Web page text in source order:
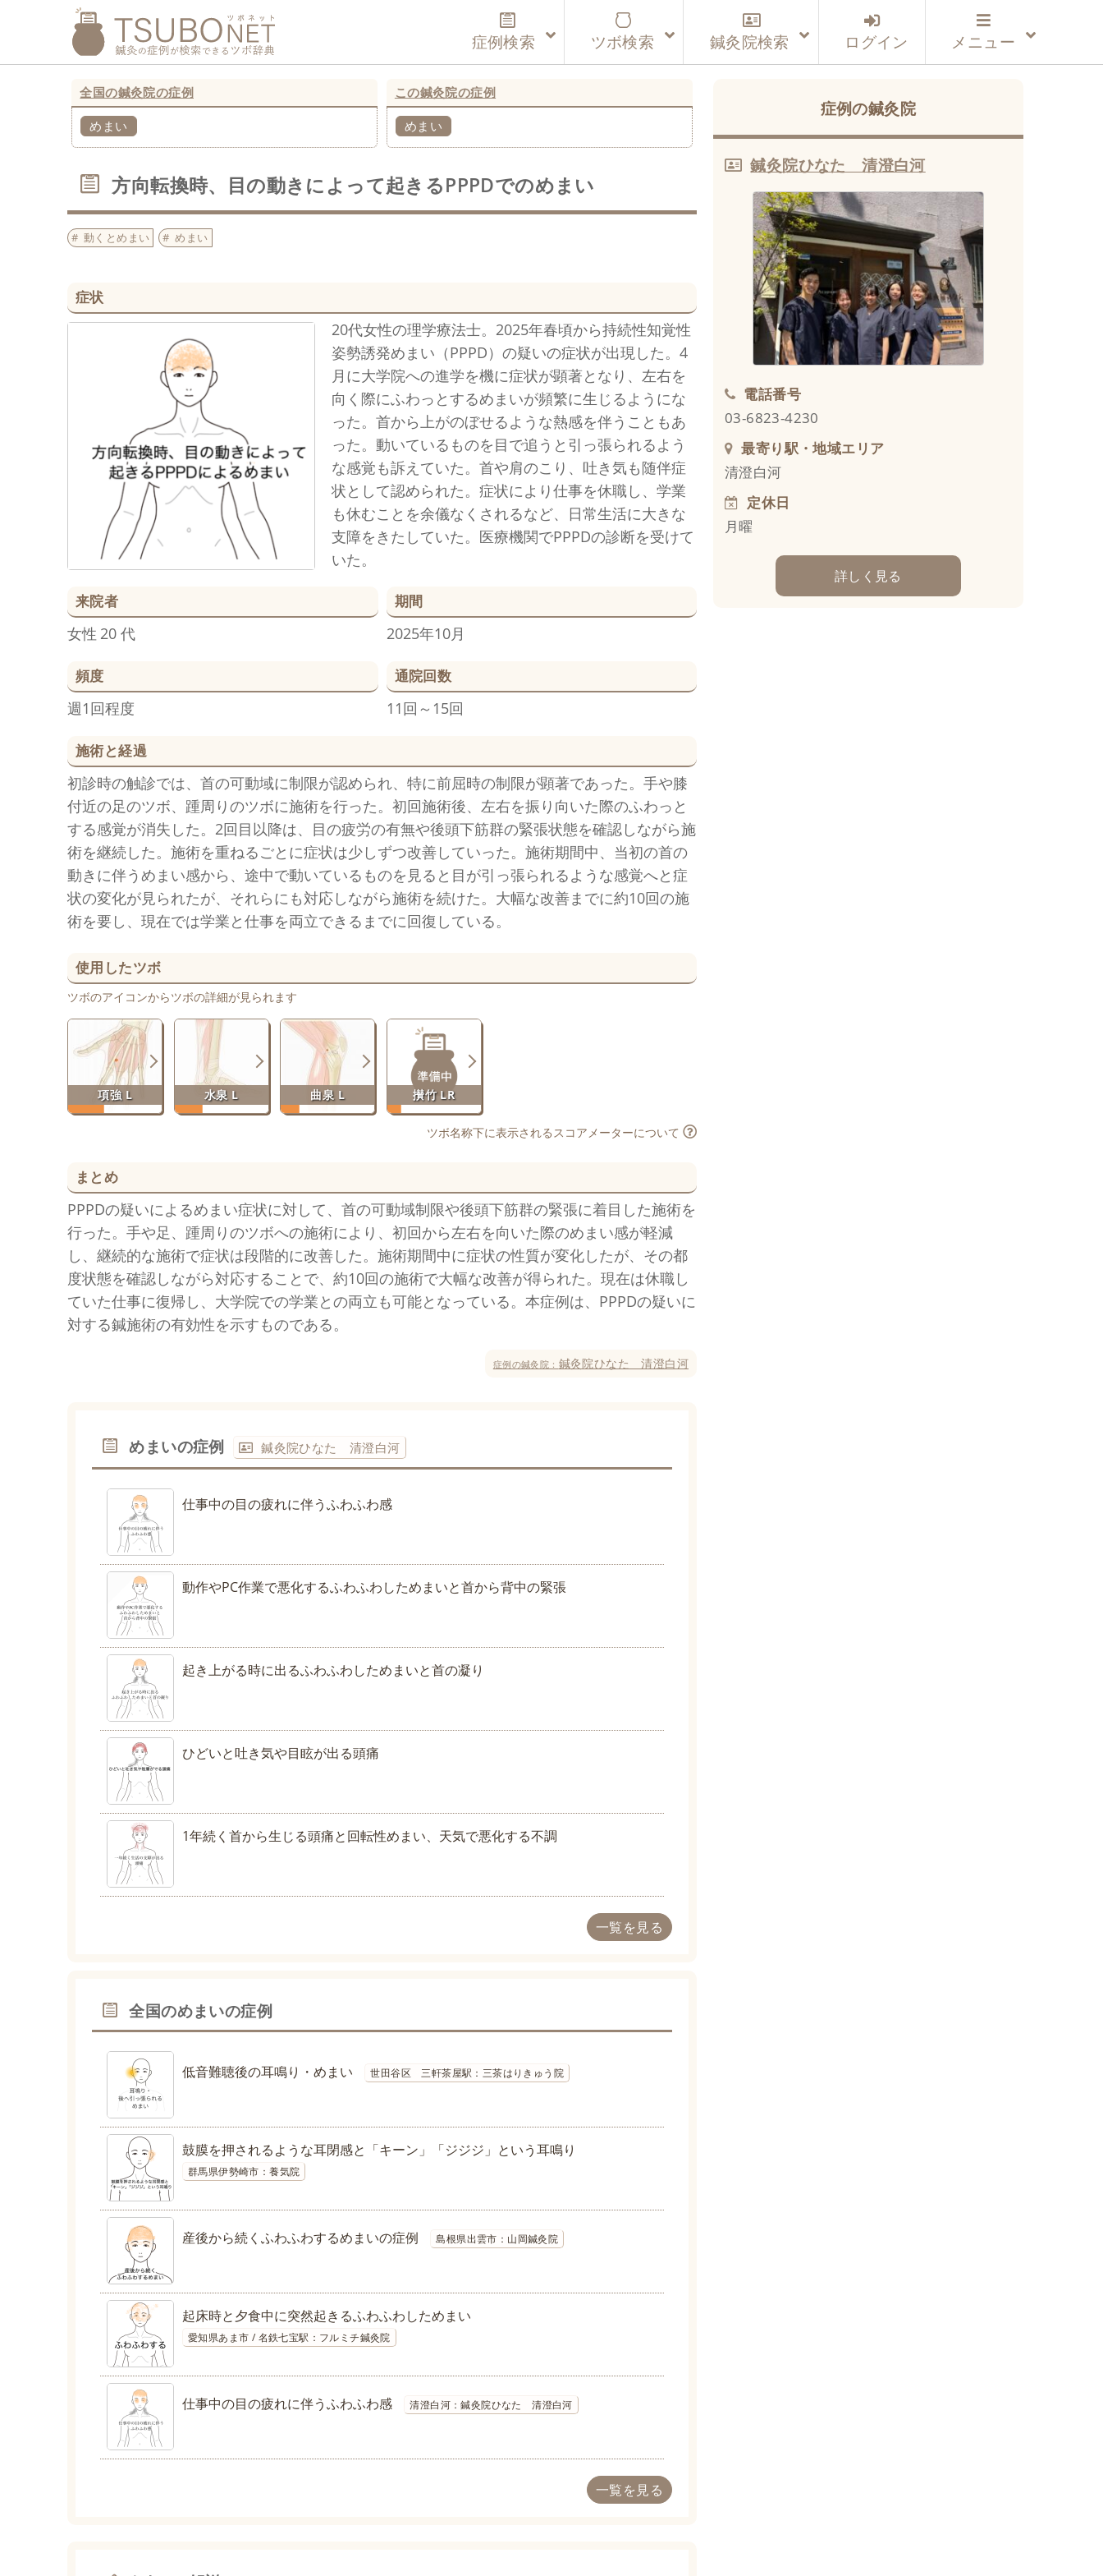
症例検索 ツボ検索 鍼灸院検索 ログイン メニュー
全国の鍼灸院の症例
めまい
この鍼灸院の症例
めまい
方向転換時、目の動きによって起きるPPPDでのめまい
動くとめまい めまい
症状
20代女性の理学療法士。2025年春頃から持続性知覚性
姿勢誘発めまい（PPPD）の疑いの症状が出現した。4
月に大学院への進学を機に症状が顕著となり、左右を
向く際にふわっとするめまいが頻繁に生じるようにな
った。首から上がのぼせるような熱感を伴うこともあ
った。動いているものを目で追うと引っ張られるよう
な感覚も訴えていた。首や肩のこり、吐き気も随伴症
状として認められた。症状により仕事を休職し、学業
も休むことを余儀なくされるなど、日常生活に大きな
支障をきたしていた。医療機関でPPPDの診断を受けて
いた。
来院者
女性 20 代
期間
2025年10月
頻度
週1回程度
通院回数
11回～15回
施術と経過
初診時の触診では、首の可動域に制限が認められ、特に前屈時の制限が顕著であった。手や膝
付近の足のツボ、踵周りのツボに施術を行った。初回施術後、左右を振り向いた際のふわっと
する感覚が消失した。2回目以降は、目の疲労の有無や後頭下筋群の緊張状態を確認しながら施
術を継続した。施術を重ねるごとに症状は少しずつ改善していった。施術期間中、当初の首の
動きに伴うめまい感から、途中で動いているものを見ると目が引っ張られるような感覚へと症
状の変化が見られたが、それらにも対応しながら施術を続けた。大幅な改善までに約10回の施
術を要し、現在では学業と仕事を両立できるまでに回復している。
使用したツボ
ツボのアイコンからツボの詳細が見られます
項強 L 水泉 L 曲泉 L 攅竹 LR
ツボ名称下に表示されるスコアメーターについて
まとめ
PPPDの疑いによるめまい症状に対して、首の可動域制限や後頭下筋群の緊張に着目した施術を
行った。手や足、踵周りのツボへの施術により、初回から左右を向いた際のめまい感が軽減
し、継続的な施術で症状は段階的に改善した。施術期間中に症状の性質が変化したが、その都
度状態を確認しながら対応することで、約10回の施術で大幅な改善が得られた。現在は休職し
ていた仕事に復帰し、大学院での学業との両立も可能となっている。本症例は、PPPDの疑いに
対する鍼施術の有効性を示すものである。
症例の鍼灸院： 鍼灸院ひなた 清澄白河
めまいの症例 鍼灸院ひなた 清澄白河
仕事中の目の疲れに伴うふわふわ感
動作やPC作業で悪化するふわふわしためまいと首から背中の緊張
起き上がる時に出るふわふわしためまいと首の凝り
ひどいと吐き気や目眩が出る頭痛
1年続く首から生じる頭痛と回転性めまい、天気で悪化する不調
一覧を見る
全国のめまいの症例
低音難聴後の耳鳴り・めまい 世田谷区 三軒茶屋駅：三茶はりきゅう院
鼓膜を押されるような耳閉感と「キーン」「ジジジ」という耳鳴り
群馬県伊勢崎市：養気院
産後から続くふわふわするめまいの症例 島根県出雲市：山岡鍼灸院
起床時と夕食中に突然起きるふわふわしためまい
愛知県あま市 / 名鉄七宝駅：フルミチ鍼灸院
仕事中の目の疲れに伴うふわふわ感 清澄白河：鍼灸院ひなた 清澄白河
一覧を見る
症例の鍼灸院
鍼灸院ひなた 清澄白河
電話番号
03-6823-4230
最寄り駅・地域エリア
清澄白河
定休日
月曜
詳しく見る